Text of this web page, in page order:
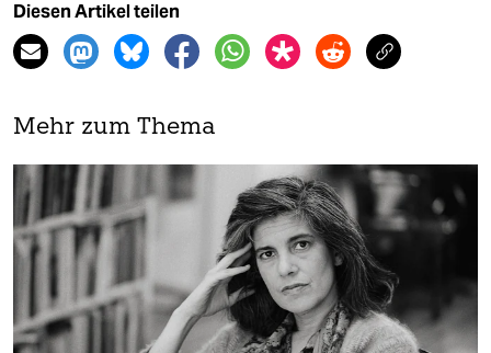
Diesen Artikel teilen
Mehr zum Thema